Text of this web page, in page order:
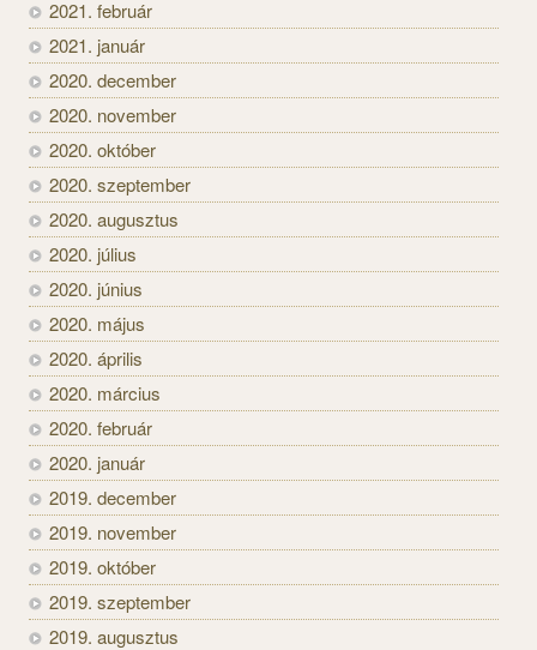
2021. február
2021. január
2020. december
2020. november
2020. október
2020. szeptember
2020. augusztus
2020. július
2020. június
2020. május
2020. április
2020. március
2020. február
2020. január
2019. december
2019. november
2019. október
2019. szeptember
2019. augusztus